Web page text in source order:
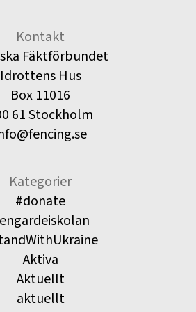
Kontakt
Fäktförbundet
Idrottens Hus
Box 11016
61 Stockholm
Kategorier
#donate
Aktiva
Aktuellt
aktuellt